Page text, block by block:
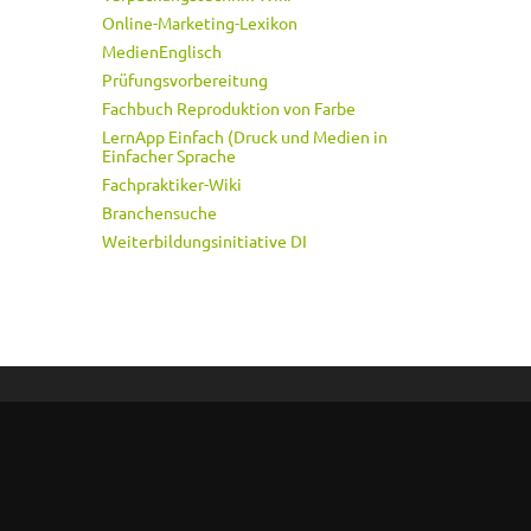
Online-Marketing-Lexikon
MedienEnglisch
Prüfungsvorbereitung
Fachbuch Reproduktion von Farbe
LernApp Einfach (Druck und Medien in
Einfacher Sprache
Fachpraktiker-Wiki
Branchensuche
Weiterbildungsinitiative DI